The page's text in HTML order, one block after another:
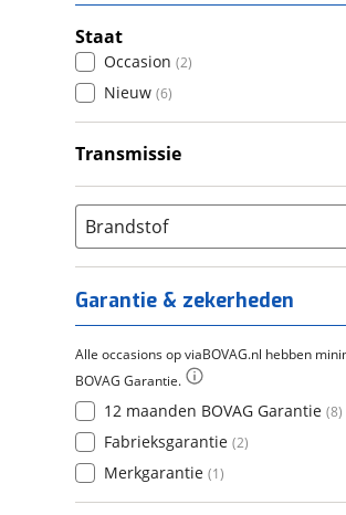
Staat
Occasion (2)
Nieuw (6)
Transmissie
Brandstof
Garantie & zekerheden
Alle occasions op viaBOVAG.nl hebben
BOVAG Garantie.
12 maanden BOVAG Garantie (8)
Fabrieksgarantie (2)
Merkgarantie (1)